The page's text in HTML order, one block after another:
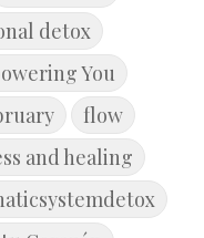
detox
You
flow
and healing